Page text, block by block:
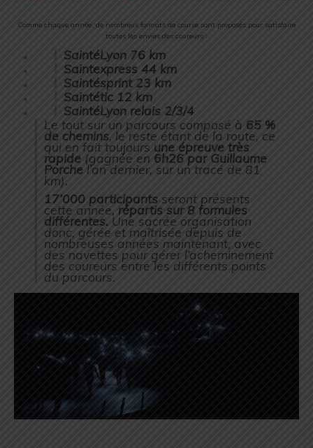
Comme chaque année, de nombreux formats de course sont proposés pour satisfaire
toutes les envies des coureurs :
SaintéLyon 76 km
Saintexpress 44 km
Saintésprint 23 km
Saintétic 12 km
SaintéLyon relais 2/3/4
Le tout sur un parcours composé à 65 %
de chemins, le reste étant de la route, ce
qui en fait toujours une épreuve très
rapide (gagnée en 6h26 par Guillaume
Porche l’an dernier, sur un tracé de 81
km).
17’000 participants seront présents
cette année, répartis sur 8 formules
différentes. Une sacrée organisation
donc, gérée et maîtrisée depuis de
nombreuses années maintenant, avec
des navettes pour gérer l’acheminement
des coureurs entre les différents points
du parcours.